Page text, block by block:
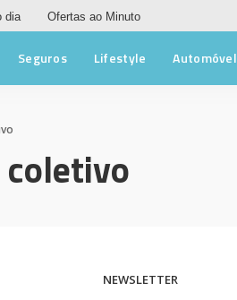
dia Ofertas ao Minuto
Seguros Lifestyle Automóvel
NEWSLETTER